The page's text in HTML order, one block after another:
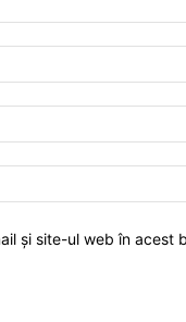
și site-ul web în